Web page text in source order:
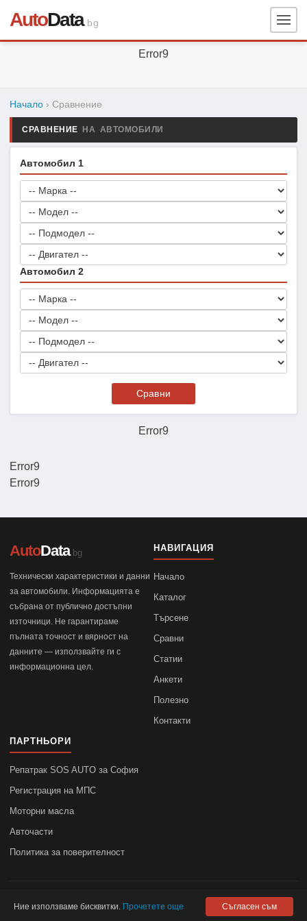
AutoData.bg
Error9
Error9
Начало › Сравнение
СРАВНЕНИЕ НА АВТОМОБИЛИ
Автомобил 1
Автомобил 2
Сравни
Error9
Error9
AutoData.bg
Технически характеристики и данни
за автомобили. Информацията е
събрана от публично достъпни
източници. Не гарантираме
пълната точност и вярност на
данните — използвайте ги с
информационна цел.
НАВИГАЦИЯ
Начало
Каталог
Търсене
Сравни
Статии
Анкети
Полезно
Контакти
ПАРТНЬОРИ
Репатрак SOS AUTO за София
Регистрация на МПС
Моторни масла
Авточасти
Политика за поверителност
autodata.bg не носи отговорност за точността на данните.
Ние използваме бисквитки. Прочетете още Съгласен съм